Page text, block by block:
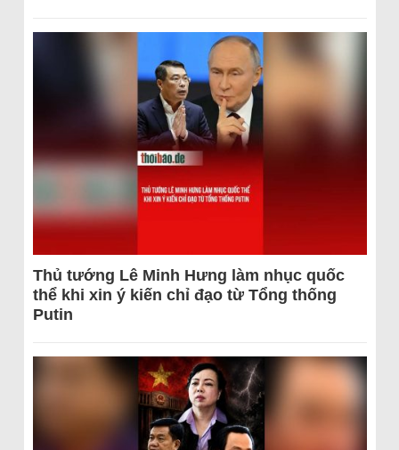
Thủ tướng Lê Minh Hưng làm nhục quốc
thể khi xin ý kiến chỉ đạo từ Tổng thống
Putin